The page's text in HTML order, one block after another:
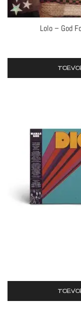
Lolo – God